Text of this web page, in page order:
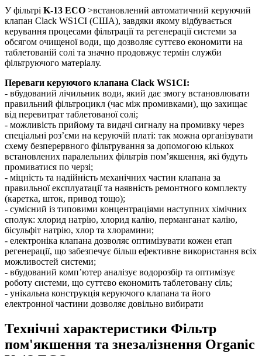
У фільтрі K-13 ECO >встановлений автоматичний керуючий
клапан Clack WS1CI (США), завдяки якому відбувається
керування процесами фільтрації та регенерації системи за
обсягом очищеної води, що дозволяє суттєво економити на
таблетованій солі та значно продовжує термін служби
фільтруючого матеріалу.
Переваги керуючого клапана Clack WS1CI:
- вбудований лічильник води, який дає змогу встановлювати
правильний фільтроцикл (час між промивками), що захищає
від перевитрат таблетованої солі;
- можливість прийому та видачі сигналу на промивку через
спеціальні роз’єми на керуючій платі: так можна організувати
схему безперервного фільтрування за допомогою кількох
встановлених паралельних фільтрів пом’якшення, які будуть
промиватися по черзі;
- міцність та надійність механічних частин клапана за
правильної експлуатації та наявність ремонтного комплекту
(каретка, шток, привод тощо);
- сумісний із типовими концентраціями наступних хімічних
сполук: хлорид натрію, хлорид калію, перманганат калію,
бісульфіт натрію, хлор та хлорамини;
- електроніка клапана дозволяє оптимізувати кожен етап
регенерації, що забезпечує більш ефективне використання всіх
можливостей системи;
- вбудований комп’ютер аналізує водорозбір та оптимізує
роботу системи, що суттєво економить таблетовану сіль;
- унікальна конструкція керуючого клапана та його
електронної частини дозволяє довільно вибирати
Технічні характеристики Фільтр
пом'якшення та знезалізнення Organic